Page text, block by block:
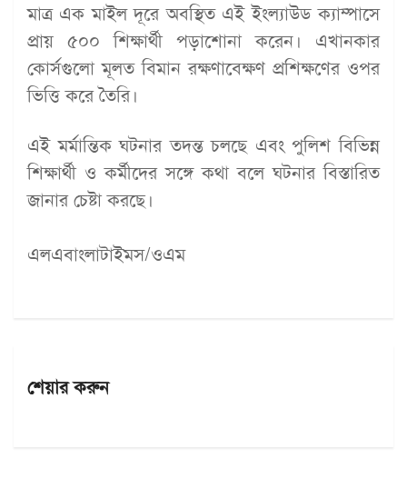
মাত্র এক মাইল দূরে অবস্থিত এই ইংল্যাউড ক্যাম্পাসে
প্রায় ৫০০ শিক্ষার্থী পড়াশোনা করেন। এখানকার
কোর্সগুলো মূলত বিমান রক্ষণাবেক্ষণ প্রশিক্ষণের ওপর
ভিত্তি করে তৈরি।
এই মর্মান্তিক ঘটনার তদন্ত চলছে এবং পুলিশ বিভিন্ন
শিক্ষার্থী ও কর্মীদের সঙ্গে কথা বলে ঘটনার বিস্তারিত
জানার চেষ্টা করছে।
এলএবাংলাটাইমস/ওএম
শেয়ার করুন